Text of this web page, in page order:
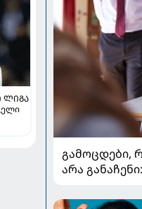
ᲚᲘᲒᲐ
გამოცდები,
არა
მომავალი